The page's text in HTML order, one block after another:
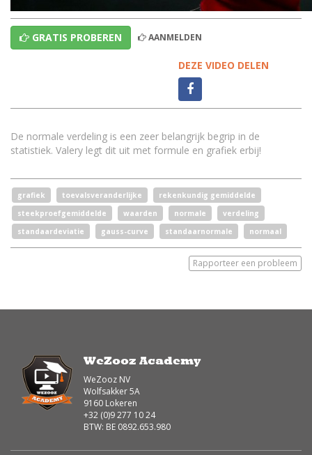
GRATIS PROBEREN AANMELDEN
DEZE VIDEO DELEN
De normale verdeling is een zeer belangrijk begrip in de
statistiek. Valery legt dit uit met formule en grafiek erbij!
grafiek toevalsveranderlijke
rekenkundig gemiddelde
steekproefgemiddelde
waarden normale
verdeling
standaardeviatie
gauss-curve standaarnormale normaal
Rapporteer een probleem
WeZooz Academy
WeZooz NV
Wolfsakker 5A
9160 Lokeren
+32 (0)9 277 10 24
BTW: BE 0892.653.980